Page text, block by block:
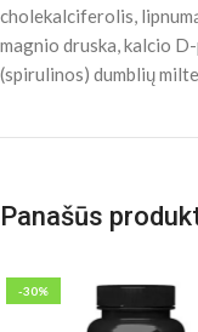
cholekalciferolis,
magnio druska, kalcio
(spirulinos) dumblių
Panašūs
-30%